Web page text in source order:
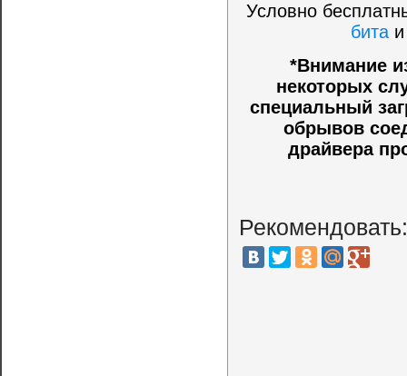
Условно
бита
*Внимание
некоторых
специальный
обрывов
драйвера